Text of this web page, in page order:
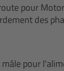
pour
des
pour